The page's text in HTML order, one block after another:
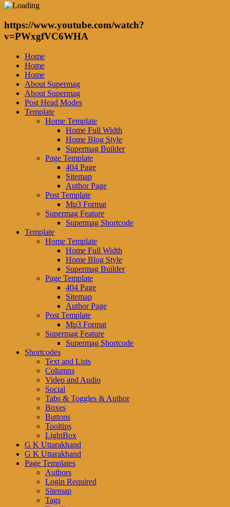
https://www.youtube.com/watch?
v=PWxgfVC6WHA
Home
Home
Home
About Supermag
About Supermag
Post Head Modes
Template
Home Template
Home Full Width
Home Blog Style
Supermag Builder
Page Template
404 Page
Sitemap
Author Page
Post Template
Mp3 Format
Supermag Feature
Supermag Shortcode
Template
Home Template
Home Full Width
Home Blog Style
Supermag Builder
Page Template
404 Page
Sitemap
Author Page
Post Template
Mp3 Format
Supermag Feature
Supermag Shortcode
Shortcodes
Text and Lists
Columns
Video and Audio
Social
Tabs & Toggles & Author
Boxes
Buttons
Tooltips
LightBox
G K Uttarakhand
G K Uttarakhand
Page Templates
Authors
Login Required
Sitemap
Tags